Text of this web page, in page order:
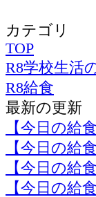
カテゴリ
TOP
R8学校生活
R8給食
最新の更新
【今日の給
【今日の給
【今日の給
【今日の給